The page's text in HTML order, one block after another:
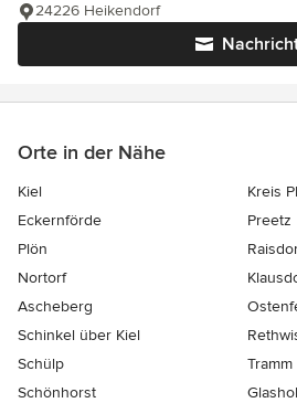
24226 Heikendorf
Orte in der Nähe
Kiel
Kreis
Eckernförde
Preetz
Plön
Nortorf
Ascheberg
Schinkel über Kiel
Schülp
Tramm
Schönhorst